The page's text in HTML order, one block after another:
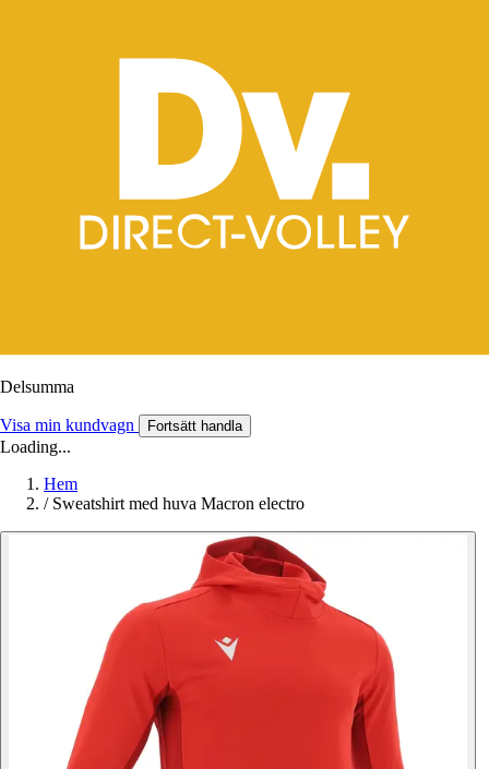
Delsumma
Visa min kundvagn Fortsätt handla
Loading...
Hem
/ Sweatshirt med huva Macron electro